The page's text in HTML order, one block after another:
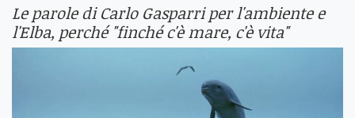
Le parole di Carlo Gasparri per l'ambiente e
l'Elba, perché "finché c'è mare, c'è vita"